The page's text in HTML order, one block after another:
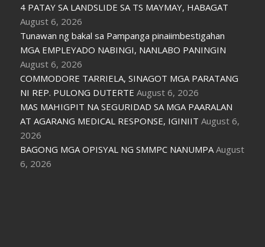
4 PATAY SA LANDSLIDE SA TS MAYMAY, HABAGAT
August 6, 2026
Tunawan ng bakal sa Pampanga pinaiimbestigahan
MGA EMPLEYADO NABINGI, NANLABO PANINGIN
August 6, 2026
COMMODORE TARRIELA, SINAGOT MGA PARATANG
NI REP. PULONG DUTERTE August 6, 2026
MAS MAHIGPIT NA SEGURIDAD SA MGA PAARALAN
AT AGARANG MEDICAL RESPONSE, IGINIIT August 6,
2026
BAGONG MGA OPISYAL NG SMMPC NANUMPA August
6, 2026